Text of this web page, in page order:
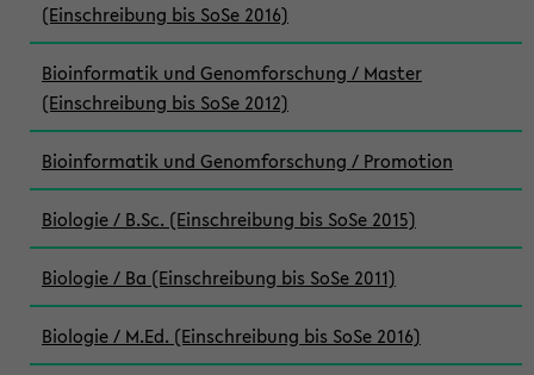
(Einschreibung bis SoSe 2016)
Bioinformatik und Genomforschung / Master
(Einschreibung bis SoSe 2012)
Bioinformatik und Genomforschung / Promotion
Biologie / B.Sc. (Einschreibung bis SoSe 2015)
Biologie / Ba (Einschreibung bis SoSe 2011)
Biologie / M.Ed. (Einschreibung bis SoSe 2016)